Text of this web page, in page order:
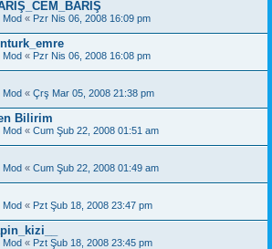
Mod « Pzr Nis 06, 2008 16:09 pm
Mod « Pzr Nis 06, 2008 16:08 pm
Mod « Çrş Mar 05, 2008 21:38 pm
Bilirim
Mod « Cum Şub 22, 2008 01:51 am
Mod « Cum Şub 22, 2008 01:49 am
Mod « Pzt Şub 18, 2008 23:47 pm
Mod « Pzt Şub 18, 2008 23:45 pm